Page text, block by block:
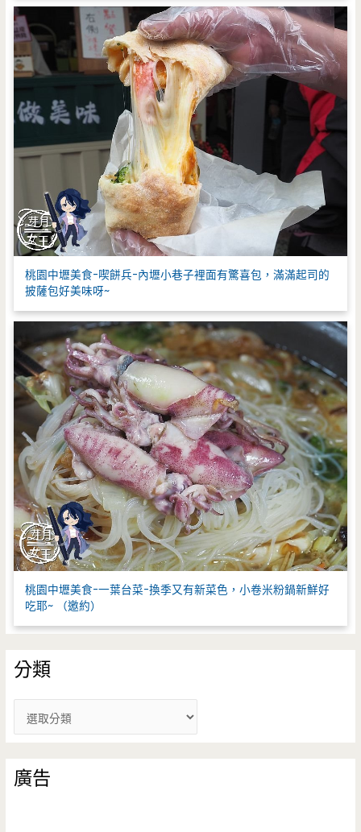
桃園中壢美食-喫餅兵-內壢小巷子裡面有驚喜包，滿滿起司的
披薩包好美味呀~
桃園中壢美食-一葉台菜-換季又有新菜色，小卷米粉鍋新鮮好
吃耶~ （邀約）
分類
類
廣告